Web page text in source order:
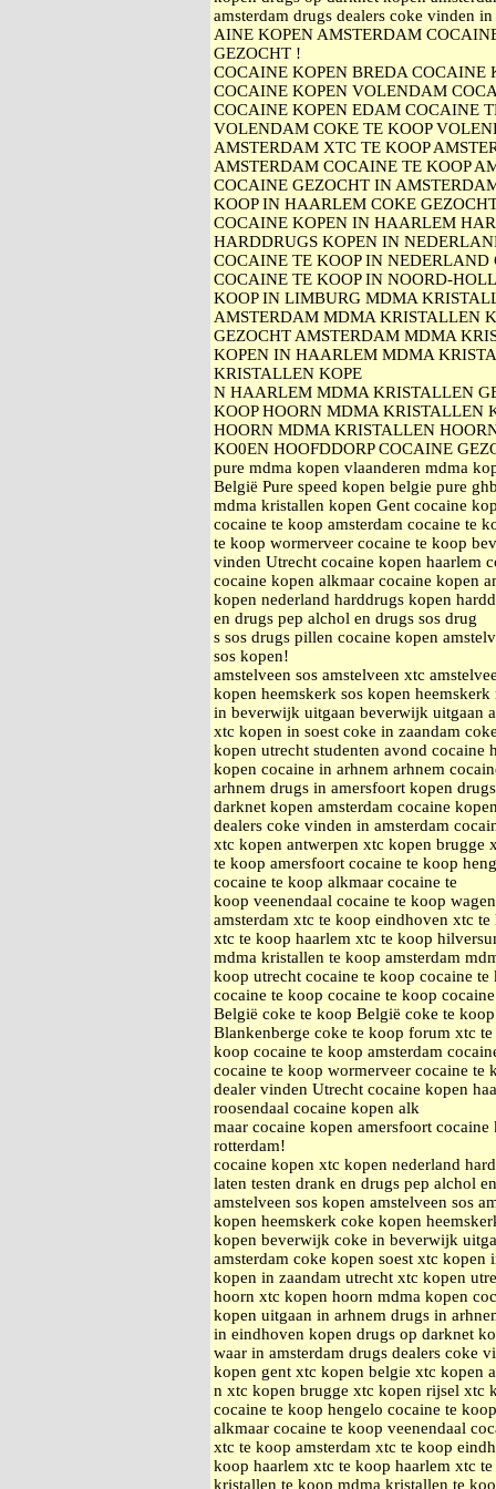
amsterdam drugs dealers coke vinden
AINE KOPEN AMSTERDAM
GEZOCHT !
COCAINE KOPEN BREDA
COCAINE KOPEN VOLENDAM
COCAINE KOPEN EDAM COCAINE
VOLENDAM COKE TE KOOP
AMSTERDAM XTC TE KOOP
AMSTERDAM COCAINE TE KOOP
COCAINE GEZOCHT IN
KOOP IN HAARLEM COKE
COCAINE KOPEN IN HAARLEM
HARDDRUGS KOPEN IN
COCAINE TE KOOP IN
COCAINE TE KOOP IN NOORD-
KOOP IN LIMBURG MDMA
AMSTERDAM MDMA KRISTALLEN
GEZOCHT AMSTERDAM MDMA
KOPEN IN HAARLEM MDMA
KRISTALLEN KOPE
N HAARLEM MDMA KRISTALLEN
KOOP HOORN MDMA KRISTALLEN
HOORN MDMA KRISTALLEN
KO0EN HOOFDDORP COCAINE
pure mdma kopen vlaanderen mdma
België Pure speed kopen belgie pure
mdma kristallen kopen Gent cocaine
cocaine te koop amsterdam cocaine te
te koop wormerveer cocaine te koop
vinden Utrecht cocaine kopen haarlem
cocaine kopen alkmaar cocaine kopen
kopen nederland harddrugs kopen
en drugs pep alchol en drugs sos drug
s sos drugs pillen cocaine kopen
sos kopen!
amstelveen sos amstelveen xtc
kopen heemskerk sos kopen
in beverwijk uitgaan beverwijk uitgaan
xtc kopen in soest coke in zaandam
kopen utrecht studenten avond
kopen cocaine in arhnem arhnem
arhnem drugs in amersfoort kopen
darknet kopen amsterdam cocaine
dealers coke vinden in amsterdam
xtc kopen antwerpen xtc kopen brugge
te koop amersfoort cocaine te koop
cocaine te koop alkmaar cocaine te
koop veenendaal cocaine te koop
amsterdam xtc te koop eindhoven xtc
xtc te koop haarlem xtc te koop
mdma kristallen te koop amsterdam
koop utrecht cocaine te koop cocaine
cocaine te koop cocaine te koop
België coke te koop België coke te
Blankenberge coke te koop forum xtc
koop cocaine te koop amsterdam
cocaine te koop wormerveer cocaine te
dealer vinden Utrecht cocaine kopen
roosendaal cocaine kopen alk
maar cocaine kopen amersfoort cocaine
rotterdam!
cocaine kopen xtc kopen nederland
laten testen drank en drugs pep alchol
amstelveen sos kopen amstelveen sos
kopen heemskerk coke kopen
kopen beverwijk coke in beverwijk
amsterdam coke kopen soest xtc kopen
kopen in zaandam utrecht xtc kopen
hoorn xtc kopen hoorn mdma kopen
kopen uitgaan in arhnem drugs in
in eindhoven kopen drugs op darknet
waar in amsterdam drugs dealers coke
kopen gent xtc kopen belgie xtc kopen
n xtc kopen brugge xtc kopen rijsel xtc
cocaine te koop hengelo cocaine te
alkmaar cocaine te koop veenendaal
xtc te koop amsterdam xtc te koop
koop haarlem xtc te koop haarlem xtc
kristallen te koop mdma kristallen te